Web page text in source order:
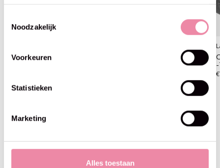
Noodzakelijk
Voorkeuren
Statistieken
Marketing
Alles toestaan
Cool Wool Big Vintage
Cool Wool Big Vintage
Blijf op de hoogte